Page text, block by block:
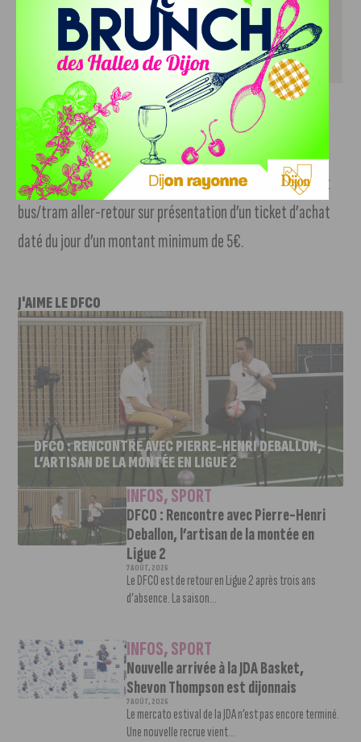
Pour faciliter l’accès à la braderie de rentrée 2023, vous
pourrez bénéficier de 2 heures de stationnement offertes
dans les parkings souterrains du centre-ville ou d’un ticket
bus/tram aller-retour sur présentation d’un ticket d’achat
daté du jour d’un montant minimum de 5€.
J'AIME LE DFCO
DFCO : RENCONTRE AVEC PIERRE-HENRI DEBALLON,
L’ARTISAN DE LA MONTÉE EN LIGUE 2
INFOS,SPORT
DFCO : Rencontre avec Pierre-Henri
Deballon, l’artisan de la montée en
Ligue 2
7 AOÛT, 2026
Le DFCO est de retour en Ligue 2 après trois ans
d’absence. La saison...
INFOS,SPORT
Nouvelle arrivée à la JDA Basket,
Shevon Thompson est dijonnais
7 AOÛT, 2026
Le mercato estival de la JDA n’est pas encore terminé.
Une nouvelle recrue vient...